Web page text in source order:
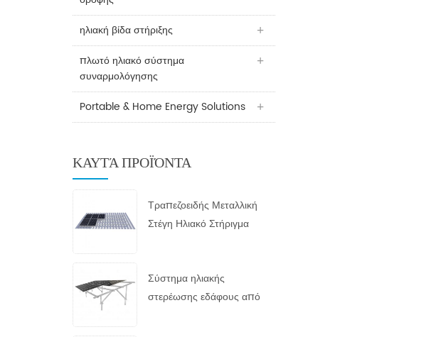
ηλιακή βίδα στήριξης
πλωτό ηλιακό σύστημα
συναρμολόγησης
Portable & Home Energy Solutions
ΚΑΥΤΆ ΠΡΟΪΌΝΤΑ
Τραπεζοειδής Μεταλλική
Στέγη Ηλιακό Στήριγμα
Σύστημα ηλιακής
στερέωσης εδάφους από